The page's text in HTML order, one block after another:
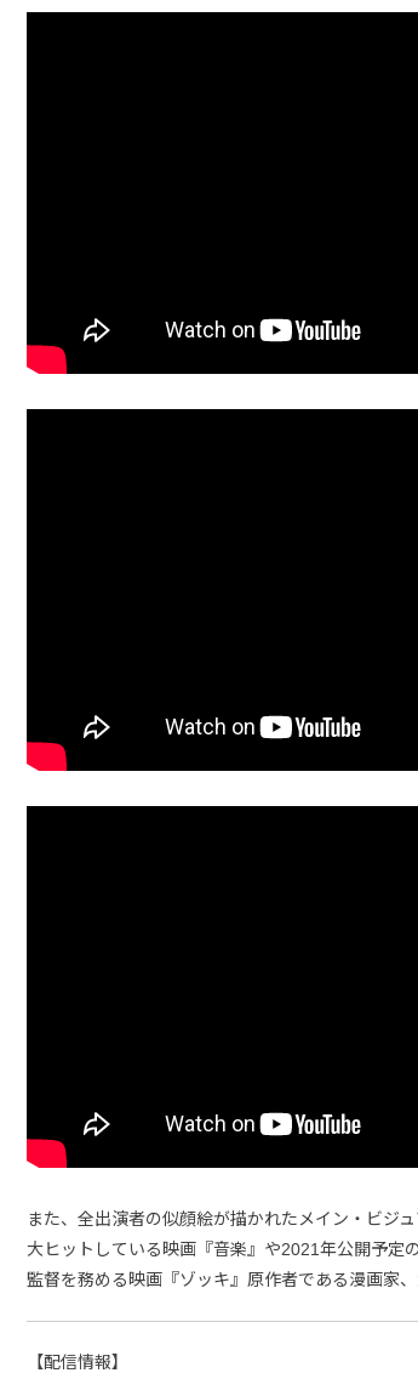
また、全出演者の似顔絵が描かれたメイン・ビジ
大ヒットしている映画『音楽』や2021年公開予定
監督を務める映画『ゾッキ』原作者である漫画家、
【配信情報】